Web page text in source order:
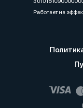
Работает на